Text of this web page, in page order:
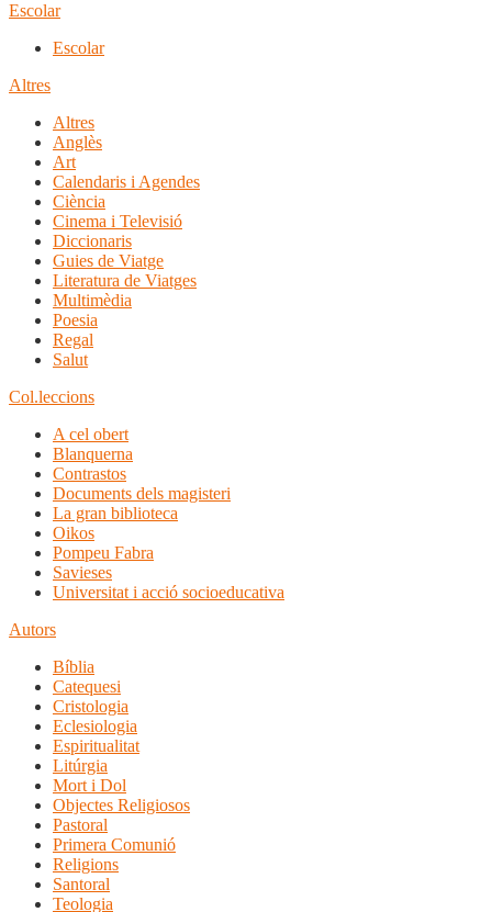
Escolar
Escolar
Altres
Altres
Anglès
Art
Calendaris i Agendes
Ciència
Cinema i Televisió
Diccionaris
Guies de Viatge
Literatura de Viatges
Multimèdia
Poesia
Regal
Salut
Col.leccions
A cel obert
Blanquerna
Contrastos
Documents dels magisteri
La gran biblioteca
Oikos
Pompeu Fabra
Savieses
Universitat i acció socioeducativa
Autors
Bíblia
Catequesi
Cristologia
Eclesiologia
Espiritualitat
Litúrgia
Mort i Dol
Objectes Religiosos
Pastoral
Primera Comunió
Religions
Santoral
Teologia